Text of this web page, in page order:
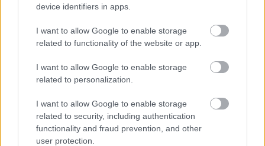
device identifiers in apps.
I want to allow Google to enable storage
related to functionality of the website or app.
I want to allow Google to enable storage
related to personalization.
I want to allow Google to enable storage
related to security, including authentication
functionality and fraud prevention, and other
user protection.
kommunikáció kezdeti jeleivel, két eszközt
tudunk segítségül hívni: a példamutatást és a
kompetenciafejlesztést. Ebben pedig Dr.
Marshall B. Rosenberg módszere a Nonviolent
Communication (NVC), azaz az erőszakmentes
kommunikáció lesz segítségre, annak is egyik
középponti eleme a „zsiráf-sakál elv”.